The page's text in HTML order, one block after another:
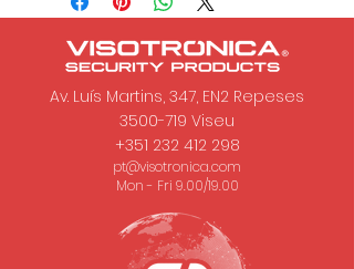
Av. Luís Martins, 347, EN2 Repeses
3500-719 Viseu
+351 232 412 298
pt@visotronica.com
Mon - Fri 9.00/19.00